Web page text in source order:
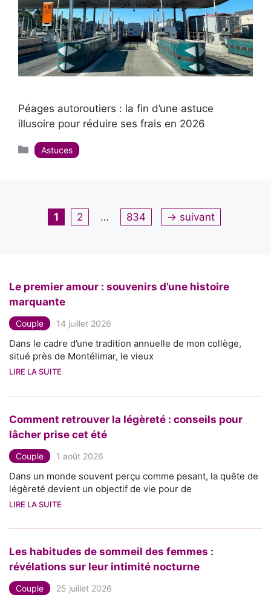
Péages autoroutiers : la fin d’une astuce
illusoire pour réduire ses frais en 2026
Catégories
Astuces
Page
1 Page
2 … Page
834 → suivant
Le premier amour : souvenirs d’une histoire
marquante
Couple 14 juillet 2026
Dans le cadre d’une tradition annuelle de mon collège,
situé près de Montélimar, le vieux
LIRE LA SUITE
Comment retrouver la légèreté : conseils pour
lâcher prise cet été
Couple 1 août 2026
Dans un monde souvent perçu comme pesant, la quête de
légèreté devient un objectif de vie pour de
LIRE LA SUITE
Les habitudes de sommeil des femmes :
révélations sur leur intimité nocturne
Couple 25 juillet 2026